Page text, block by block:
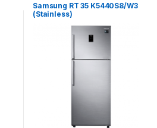
Samsung RT 35 K5440S8/W3
(Stainless)